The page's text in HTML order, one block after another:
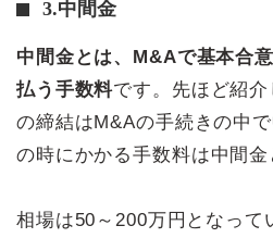
3.中間金
中間金とは、M&Aで基本合
払う手数料です。先ほど紹
の締結はM&Aの手続きの中
の時にかかる手数料は中間金
相場は50～200万円となって